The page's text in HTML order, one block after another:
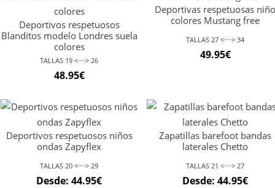
39.95€.
Deportivos respetuosos
Blanditos modelo Londres suela
colores
TALLAS 19 <····> 26
48.95€
Deportivas respetuosas
colores Mustang free
TALLAS 27 <····> 34
49.95€
Deportivos respetuosos niños
ondas Zapyflex
TALLAS 20 <····> 29
Desde: 44.95€
Zapatillas barefoot bandas
laterales Chetto
TALLAS 21 <····> 27
Desde:44.95€